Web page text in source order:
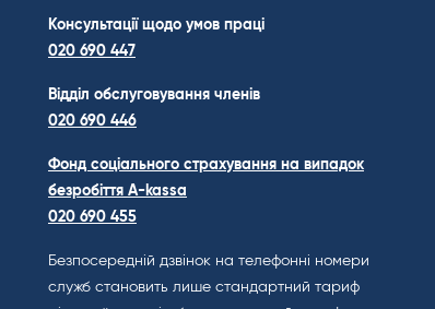
Консультації щодо умов праці
020 690 447
Відділ обслуговування членів
020 690 446
Фонд соціального страхування на випадок
безробіття A-kassa
020 690 455
Безпосередній дзвінок на телефонні номери
служб становить лише стандартний тариф